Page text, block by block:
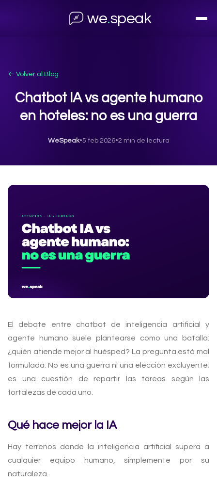
we.speak
← Volver al Blog
Chatbot IA vs agente humano
en hoteles: no es una guerra
WeSpeak•5 feb 2026•2 min de lectura
El debate entre chatbot de inteligencia artificial y
agente humano suele plantearse como una batalla:
¿quién atiende mejor al huésped? La pregunta está mal
formulada. No es una guerra ni una elección excluyente;
es una cuestión de repartir las tareas según las
fortalezas de cada uno.
Qué hace mejor la IA
Hay terrenos donde la inteligencia artificial supera a
cualquier equipo humano, simplemente por su
naturaleza.